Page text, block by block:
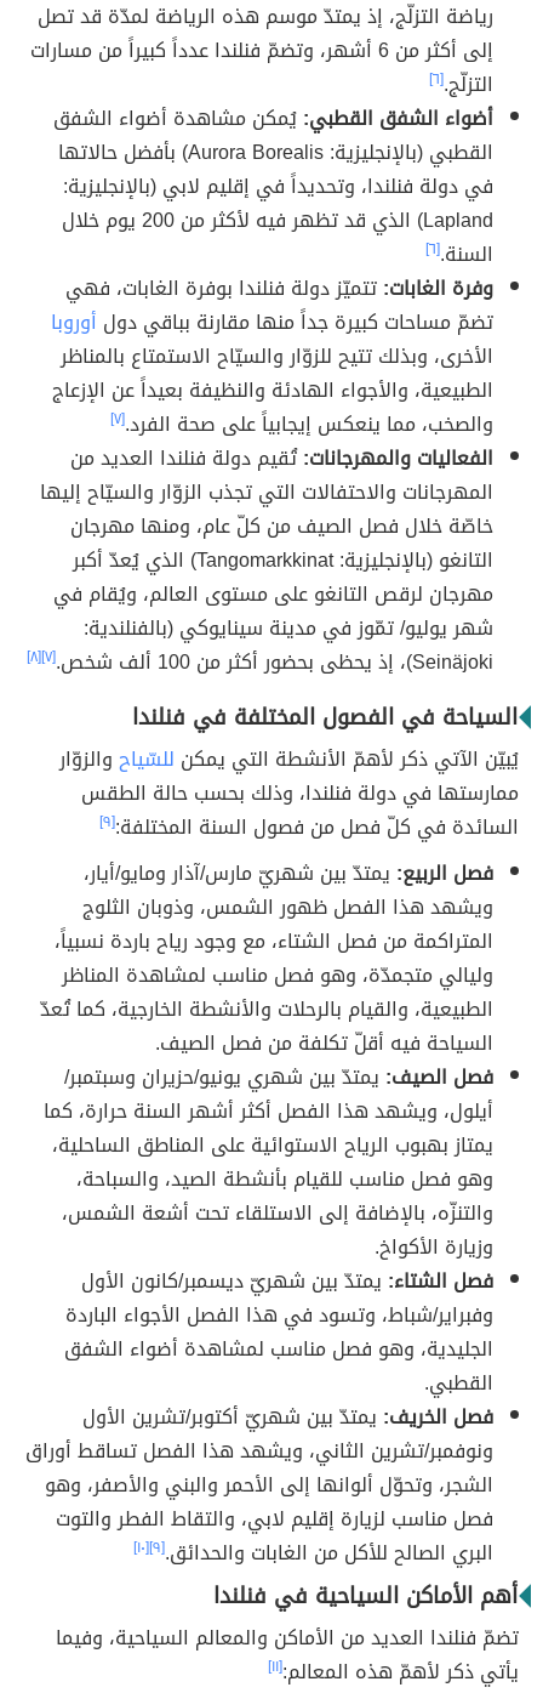
رياضة التزلّج، إذ يمتدّ موسم هذه الرياضة لمدّة قد تصل
إلى أكثر من 6 أشهر، وتضمّ فنلندا عدداً كبيراً من مسارات
التزلّج.[٦]
أضواء الشفق القطبي:يُمكن مشاهدة أضواء الشفق
القطبي (بالإنجليزية: Aurora Borealis) بأفضل حالاتها
في دولة فنلندا، وتحديداً في إقليم لابي (بالإنجليزية:
Lapland) الذي قد تظهر فيه لأكثر من 200 يوم خلال
السنة.[٦]
وفرة الغابات:تتميّز دولة فنلندا بوفرة الغابات، فهي
تضمّ مساحات كبيرة جداً منها مقارنة بباقي دول أوروبا
الأخرى، وبذلك تتيح للزوّار والسيّاح الاستمتاع بالمناظر
الطبيعية، والأجواء الهادئة والنظيفة بعيداً عن الإزعاج
والصخب، مما ينعكس إيجابياً على صحة الفرد.[٧]
الفعاليات والمهرجانات:تُقيم دولة فنلندا العديد من
المهرجانات والاحتفالات التي تجذب الزوّار والسيّاح إليها
خاصّة خلال فصل الصيف من كلّ عام، ومنها مهرجان
التانغو (بالإنجليزية: Tangomarkkinat) الذي يُعدّ أكبر
مهرجان لرقص التانغو على مستوى العالم، ويُقام في
شهر يوليو/ تمّوز في مدينة سينايوكي (بالفنلندية:
Seinäjoki)، إذ يحظى بحضور أكثر من 100 ألف شخص.
[٧] [٨]
السياحة في الفصول المختلفة في فنلندا
يُبيّن الآتي ذكر لأهمّ الأنشطة التي يمكن للسّياحوالزوّار
ممارستها في دولة فنلندا، وذلك بحسب حالة الطقس
السائدة في كلّ فصل من فصول السنة المختلفة:[٩]
فصل الربيع: يمتدّ بين شهريّ مارس/آذار ومايو/أيار،
ويشهد هذا الفصل ظهور الشمس، وذوبان الثلوج
المتراكمة من فصل الشتاء، مع وجود رياح باردة نسبياً،
وليالي متجمدّة، وهو فصل مناسب لمشاهدة المناظر
الطبيعية، والقيام بالرحلات والأنشطة الخارجية، كما تُعدّ
السياحة فيه أقلّ تكلفة من فصل الصيف.
فصل الصيف: يمتدّ بين شهري يونيو/حزيران وسبتمبر/
أيلول، ويشهد هذا الفصل أكثر أشهر السنة حرارة، كما
يمتاز بهبوب الرياح الاستوائية على المناطق الساحلية،
وهو فصل مناسب للقيام بأنشطة الصيد، والسباحة،
والتنزّه، بالإضافة إلى الاستلقاء تحت أشعة الشمس،
وزيارة الأكواخ.
فصل الشتاء: يمتدّ بين شهريّ ديسمبر/كانون الأول
وفبراير/شباط، وتسود في هذا الفصل الأجواء الباردة
الجليدية، وهو فصل مناسب لمشاهدة أضواء الشفق
القطبي.
فصل الخريف: يمتدّ بين شهريّ أكتوبر/تشرين الأول
ونوفمبر/تشرين الثاني، ويشهد هذا الفصل تساقط أوراق
الشجر، وتحوّل ألوانها إلى الأحمر والبني والأصفر، وهو
فصل مناسب لزيارة إقليم لابي، والتقاط الفطر والتوت
البري الصالح للأكل من الغابات والحدائق.[٩] [١٠]
أهم الأماكن السياحية في فنلندا
تضمّ فنلندا العديد من الأماكن والمعالم السياحية، وفيما
يأتي ذكر لأهمّ هذه المعالم:[١١]